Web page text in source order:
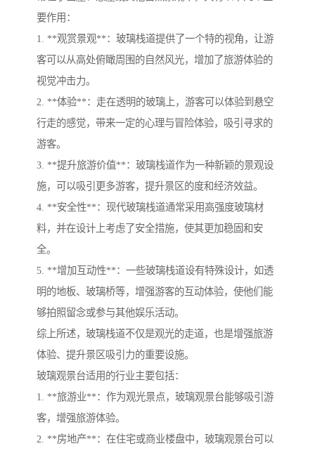
要作用：
1. **观赏景观**：玻璃栈道提供了一个特的视角，让游
客可以从高处俯瞰周围的自然风光，增加了旅游体验的
视觉冲击力。
2. **体验**：走在透明的玻璃上，游客可以体验到悬空
行走的感觉，带来一定的心理与冒险体验，吸引寻求的
游客。
3. **提升旅游价值**：玻璃栈道作为一种新颖的景观设
施，可以吸引更多游客，提升景区的度和经济效益。
4. **安全性**：现代玻璃栈道通常采用高强度玻璃材
料，并在设计上考虑了安全措施，使其更加稳固和安
全。
5. **增加互动性**：一些玻璃栈道设有特殊设计，如透
明的地板、玻璃桥等，增强游客的互动体验，使他们能
够拍照留念或参与其他娱乐活动。
综上所述，玻璃栈道不仅是观光的走道，也是增强旅游
体验、提升景区吸引力的重要设施。
玻璃观景台适用的行业主要包括：
1. **旅游业**：作为观光景点，玻璃观景台能够吸引游
客，增强旅游体验。
2. **房地产**：在住宅或商业楼盘中，玻璃观景台可以